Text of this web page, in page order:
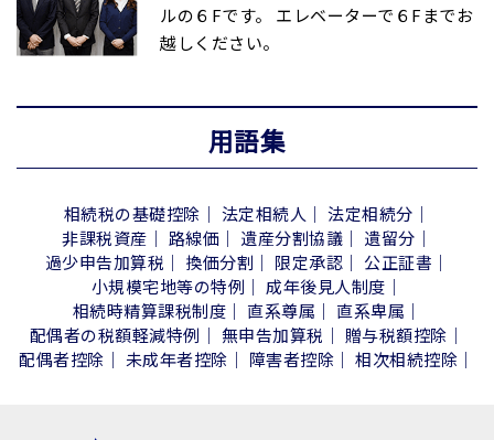
ルの６Fです。 エレベーターで６Fまでお
越しください。
用語集
相続税の基礎控除 法定相続人
法定相続分
非課税資産
路線価 遺産分割協議
遺留分
過少申告加算税
換価分割 限定承認
公正証書
小規模宅地等の特例
成年後見人制度
相続時精算課税制度
直系尊属
直系卑属
配偶者の税額軽減特例
無申告加算税
贈与税額控除
配偶者控除
未成年者控除 障害者控除 相次相続控除